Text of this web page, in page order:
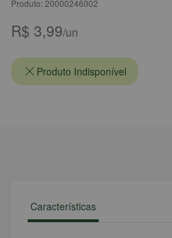
Produto: 20000246002
R$ 3,99/un
Produto Indisponível
Características